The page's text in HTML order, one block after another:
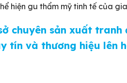
hiện gu thẩm mỹ tinh tế của
chuyên sản xuất
tín và thương hiệu lên